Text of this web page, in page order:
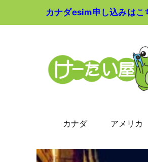
カナダesim申し込みはこ
カナダ アメリカ